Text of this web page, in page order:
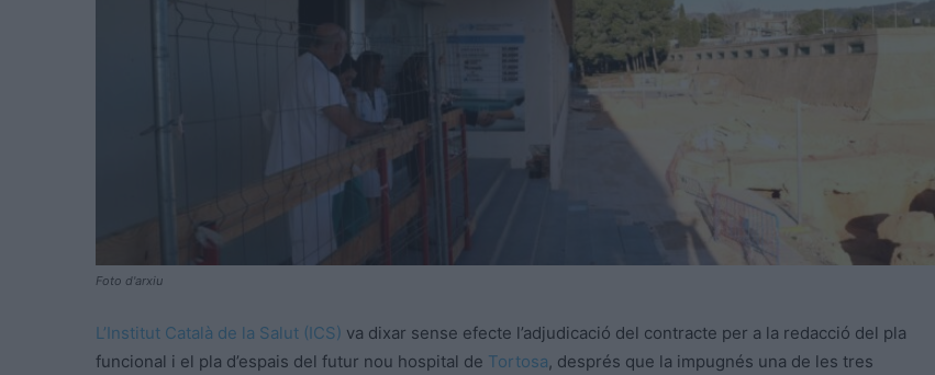
Foto d'arxiu
L’Institut Català de la Salut (ICS) va dixar sense efecte l’adjudicació del contracte per a la redacció del pla
funcional i el pla d’espais del futur nou hospital de Tortosa, després que la impugnés una de les tres